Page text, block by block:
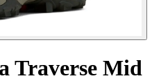
Traverse Mid